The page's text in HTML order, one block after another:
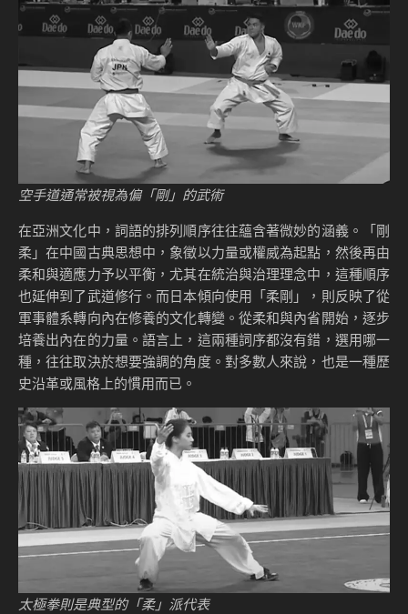
空手道通常被視為偏「剛」的武術
在亞洲文化中，詞語的排列順序往往蘊含著微妙的涵義。「剛
柔」在中國古典思想中，象徵以力量或權威為起點，然後再由
柔和與適應力予以平衡，尤其在統治與治理理念中，這種順序
也延伸到了武道修行。而日本傾向使用「柔剛」，則反映了從
軍事體系轉向內在修養的文化轉變。從柔和與內省開始，逐步
培養出內在的力量。語言上，這兩種詞序都沒有錯，選用哪一
種，往往取決於想要強調的角度。對多數人來說，也是一種歷
史沿革或風格上的慣用而已。
太極拳則是典型的「柔」派代表